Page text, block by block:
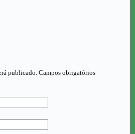
publicado. Campos obrigatórios